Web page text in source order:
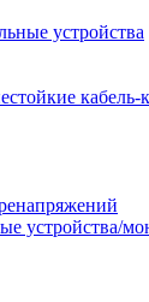
устройства
кабель-
устройства/